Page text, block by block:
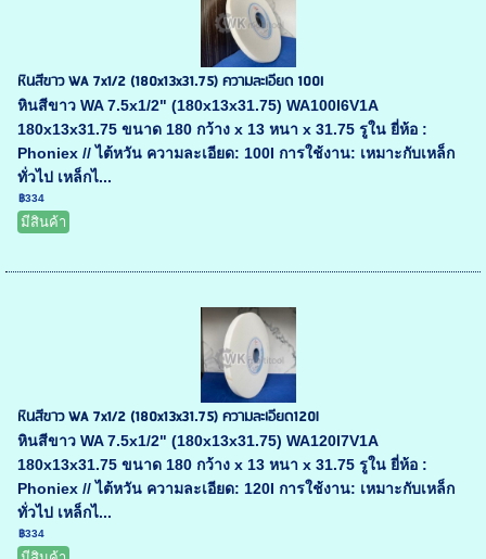
หินสีขาว WA 7x1/2 (180x13x31.75) ความละเอียด 100I
หินสีขาว WA 7.5x1/2" (180x13x31.75) WA100I6V1A
180x13x31.75 ขนาด 180 กว้าง x 13 หนา x 31.75 รูใน ยี่ห้อ :
Phoniex // ไต้หวัน ความละเอียด: 100I การใช้งาน: เหมาะกับเหล็ก
ทั่วไป เหล็กไ...
฿334
มีสินค้า
หินสีขาว WA 7x1/2 (180x13x31.75) ความละเอียด120l
หินสีขาว WA 7.5x1/2" (180x13x31.75) WA120I7V1A
180x13x31.75 ขนาด 180 กว้าง x 13 หนา x 31.75 รูใน ยี่ห้อ :
Phoniex // ไต้หวัน ความละเอียด: 120I การใช้งาน: เหมาะกับเหล็ก
ทั่วไป เหล็กไ...
฿334